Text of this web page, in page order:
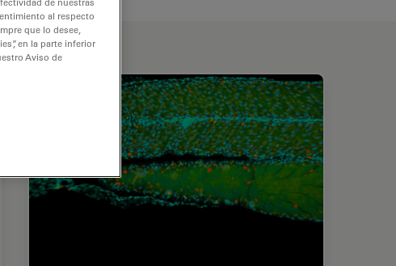
al respecto
que lo desee,
en la parte inferior
Aviso de